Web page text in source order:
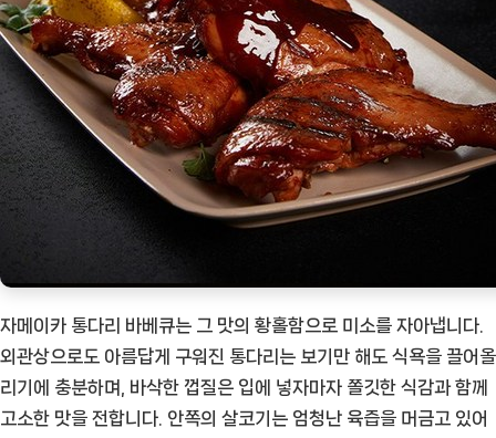
자메이카 통다리 바베큐는 그 맛의 황홀함으로 미소를 자아냅니다.
외관상으로도 아름답게 구워진 통다리는 보기만 해도 식욕을 끌어올
리기에 충분하며, 바삭한 껍질은 입에 넣자마자 쫄깃한 식감과 함께
고소한 맛을 전합니다. 안쪽의 살코기는 엄청난 육즙을 머금고 있어